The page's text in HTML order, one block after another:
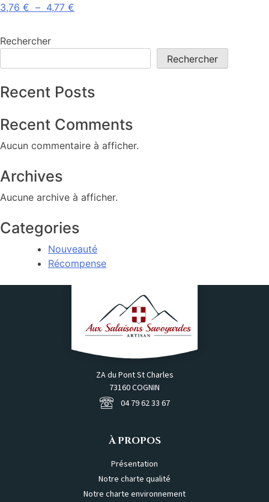
3,76 € – 4,77 €
3,76 €
plusieurs
options
être
sur
du
Rechercher
Rechercher
Recent Posts
Recent Comments
Aucun commentaire à afficher.
Archives
Aucune archive à afficher.
Categories
Nouveauté
Récompense
ZA du Pont St Charles
73160 COGNIN
04 79 62 33 67
À PROPOS
Présentation
Notre charte qualité
Notre charte environnement